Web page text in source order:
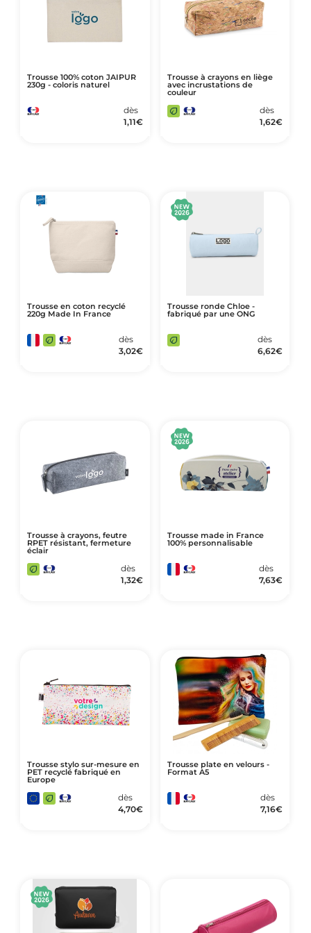
Trousse 100% coton JAIPUR
230g - coloris naturel
dès
1,11€
Trousse à crayons en liège
avec incrustations de
couleur
dès
1,62€
Trousse en coton recyclé
220g Made In France
dès
3,02€
Trousse ronde Chloe -
fabriqué par une ONG
dès
6,62€
Trousse à crayons, feutre
RPET résistant, fermeture
éclair
dès
1,32€
Trousse made in France
100% personnalisable
dès
7,63€
Trousse stylo sur-mesure en
PET recyclé fabriqué en
Europe
dès
4,70€
Trousse plate en velours -
Format A5
dès
7,16€